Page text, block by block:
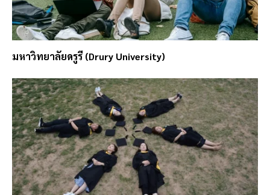
มหาวิทยาลัยดรูรี (Drury University)